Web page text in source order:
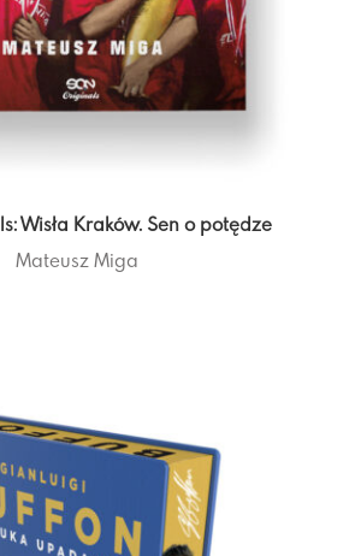
Wisła Kraków. Sen o potędze
Mateusz Miga